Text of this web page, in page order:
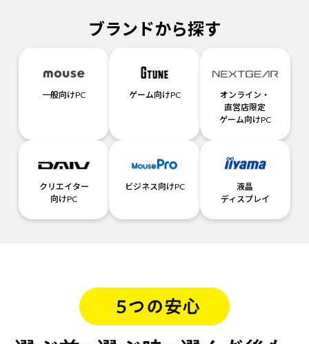
ブランドから探す
一般向けPC ゲーム向けPC
オンライン・
直営店限定
ゲーム向けPC
クリエイター
向けPC
ビジネス向けPC
液晶
ディスプレイ